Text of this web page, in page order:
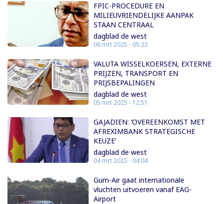
FPIC-PROCEDURE EN
MILIEUVRIENDELIJKE AANPAK
STAAN CENTRAAL
dagblad de west
06 mrt 2025 - 05:23
VALUTA WISSELKOERSEN, EXTERNE
PRIJZEN, TRANSPORT EN
PRIJSBEPALINGEN
dagblad de west
05 mrt 2025 - 12:51
GAJADIEN: ‘OVEREENKOMST MET
AFREXIMBANK STRATEGISCHE
KEUZE’
dagblad de west
04 mrt 2025 - 04:04
Gum-Air gaat internationale
vluchten uitvoeren vanaf EAG-
Airport